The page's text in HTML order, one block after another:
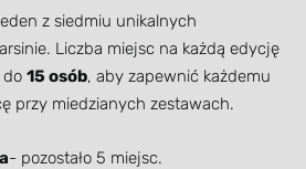
z siedmiu unikalnych
Liczba miejsc na każdą edycję
do 15 osób, aby zapewnić każdemu
przy miedzianych zestawach.
- pozostało 5 miejsc.